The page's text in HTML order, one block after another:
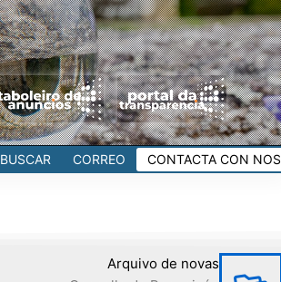
BUSCAR CORREO CONTACTA CON NOS
Arquivo de novas